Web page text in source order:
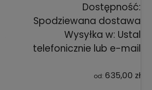
Dostępność:
Spodziewana dostawa
Wysyłka w: Ustal
telefonicznie lub e-mail
od: 635,00 zł